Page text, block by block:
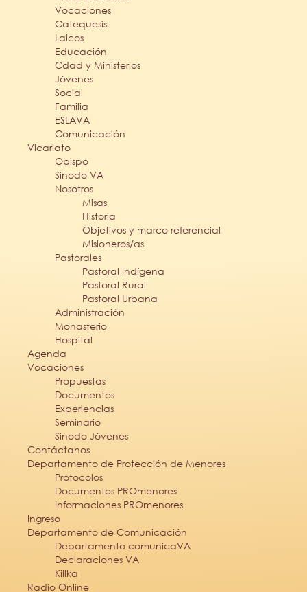
Vocaciones
Catequesis
Laicos
Educación
Cdad y Ministerios
Jóvenes
Social
Familia
ESLAVA
Comunicación
Vicariato
Obispo
Sínodo VA
Nosotros
Misas
Historia
Objetivos y marco referencial
Misioneros/as
Pastorales
Pastoral Indígena
Pastoral Rural
Pastoral Urbana
Administración
Monasterio
Hospital
Agenda
Vocaciones
Propuestas
Documentos
Experiencias
Seminario
Sínodo Jóvenes
Contáctanos
Departamento de Protección de Menores
Protocolos
Documentos PROmenores
Informaciones PROmenores
Ingreso
Departamento de Comunicación
Departamento comunicaVA
Declaraciones VA
Killka
Radio Online